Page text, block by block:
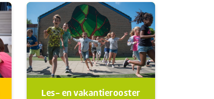
Les- en vakantierooster